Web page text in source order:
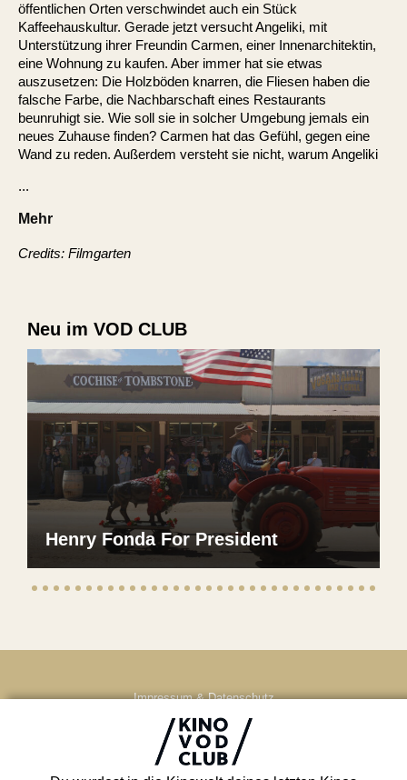
öffentlichen Orten verschwindet auch ein Stück
Kaffeehauskultur. Gerade jetzt versucht Angeliki, mit
Unterstützung ihrer Freundin Carmen, einer Innenarchitektin,
eine Wohnung zu kaufen. Aber immer hat sie etwas
auszusetzen: Die Holzböden knarren, die Fliesen haben die
falsche Farbe, die Nachbarschaft eines Restaurants
beunruhigt sie. Wie soll sie in solcher Umgebung jemals ein
neues Zuhause finden? Carmen hat das Gefühl, gegen eine
Wand zu reden. Außerdem versteht sie nicht, warum Angeliki
...
Mehr
Credits: Filmgarten
Neu im VOD CLUB
Henry Fonda For President
Impressum & Datenschutz
AGB
Kontakt
FAQ